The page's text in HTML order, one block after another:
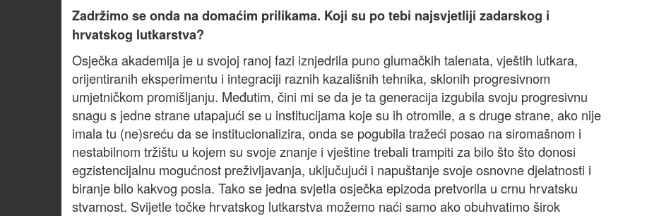
Zadržimo se onda na domaćim prilikama. Koji su po tebi najsvjetliji zadarskog i
hrvatskog lutkarstva?
Osječka akademija je u svojoj ranoj fazi iznjedrila puno glumačkih talenata, vještih lutkara,
orijentiranih eksperimentu i integraciji raznih kazališnih tehnika, sklonih progresivnom
umjetničkom promišljanju. Međutim, čini mi se da je ta generacija izgubila svoju progresivnu
snagu s jedne strane utapajući se u institucijama koje su ih otromile, a s druge strane, ako nije
imala tu (ne)sreću da se institucionalizira, onda se pogubila tražeći posao na siromašnom i
nestabilnom tržištu u kojem su svoje znanje i vještine trebali trampiti za bilo što što donosi
egzistencijalnu mogućnost preživljavanja, uključujući i napuštanje svoje osnovne djelatnosti i
biranje bilo kakvog posla. Tako se jedna svjetla osječka epizoda pretvorila u crnu hrvatsku
stvarnost. Svijetle točke hrvatskog lutkarstva možemo naći samo ako obuhvatimo širok